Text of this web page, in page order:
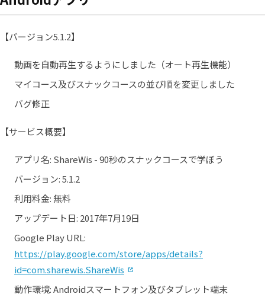
【バージョン5.1.2】
動画を自動再生するようにしました（オート再生機能）
マイコース及びスナックコースの並び順を変更しました
バグ修正
【サービス概要】
アプリ名: ShareWis - 90秒のスナックコースで学ぼう
バージョン: 5.1.2
利用料金: 無料
アップデート日: 2017年7月19日
Google Play URL:
https://play.google.com/store/apps/details?
id=com.sharewis.ShareWis
動作環境: Androidスマートフォン及びタブレット端末